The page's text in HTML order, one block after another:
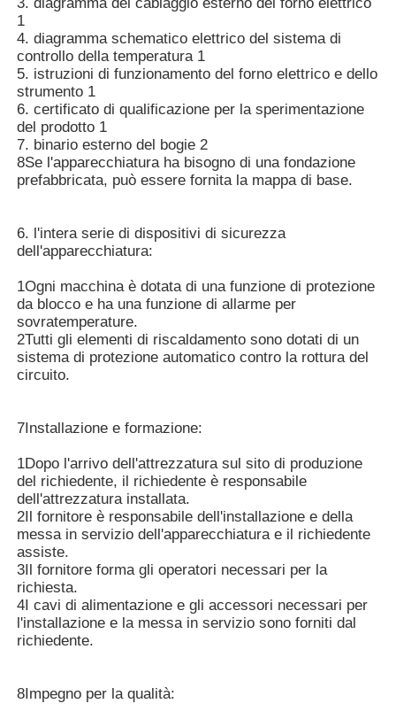
1
4. diagramma schematico elettrico del sistema di
controllo della temperatura 1
5. istruzioni di funzionamento del forno elettrico e dello
strumento 1
6. certificato di qualificazione per la sperimentazione
del prodotto 1
7. binario esterno del bogie 2
8Se l'apparecchiatura ha bisogno di una fondazione
prefabbricata, può essere fornita la mappa di base.
6. l'intera serie di dispositivi di sicurezza
dell'apparecchiatura:
1Ogni macchina è dotata di una funzione di protezione
da blocco e ha una funzione di allarme per
sovratemperature.
2Tutti gli elementi di riscaldamento sono dotati di un
sistema di protezione automatico contro la rottura del
circuito.
7Installazione e formazione:
1Dopo l'arrivo dell'attrezzatura sul sito di produzione
del richiedente, il richiedente è responsabile
dell'attrezzatura installata.
2Il fornitore è responsabile dell'installazione e della
messa in servizio dell'apparecchiatura e il richiedente
assiste.
3Il fornitore forma gli operatori necessari per la
richiesta.
4I cavi di alimentazione e gli accessori necessari per
l'installazione e la messa in servizio sono forniti dal
richiedente.
8Impegno per la qualità: